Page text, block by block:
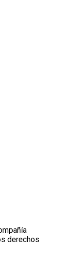
derechos